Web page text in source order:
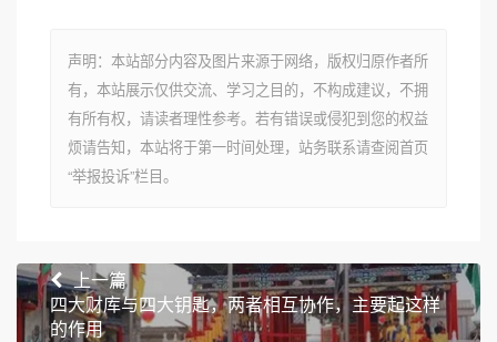
声明：本站部分内容及图片来源于网络，版权归原作者所
有，本站展示仅供交流、学习之目的，不构成建议，不拥
有所有权，请读者理性参考。若有错误或侵犯到您的权益
烦请告知，本站将于第一时间处理，站务联系请查阅首页
“举报投诉”栏目。
上一篇
四大财库与四大钥匙，两者相互协作，主要起这样
的作用